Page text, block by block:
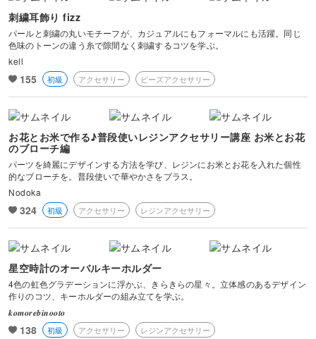
刺繍耳飾り fizz
パールと刺繍の丸いモチーフが、カジュアルにもフォーマルにも活躍。同じ
色味のトーンの違う糸で隙間なく刺繍するコツを学ぶ。
kell
155 初級 アクセサリー ビーズアクセサリー
お花とお米で作る♪普段使いレジンアクセサリー講座 お米とお花
のブローチ編
パーツを綺麗にデザインする方法を学び、レジンにお米とお花を入れた個性
的なブローチを。普段使いで華やかさをプラス。
Nodoka
324 初級 アクセサリー レジンアクセサリー
星空時計のオーバルキーホルダー
4色の虹色グラデーションに浮かぶ、きらきらの星々。立体感のあるデザイン
作りのコツ、キーホルダーの組み立てを学ぶ。
𝒌𝒐𝒎𝒐𝒓𝒆𝒃𝒊𝒏𝒐𝒐𝒕𝒐
138 初級 アクセサリー レジンアクセサリー